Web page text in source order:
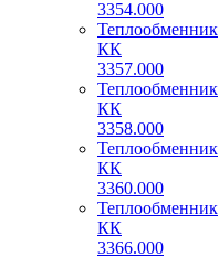
3354.000
Теплообменник
КК
3357.000
Теплообменник
КК
3358.000
Теплообменник
КК
3360.000
Теплообменник
КК
3366.000